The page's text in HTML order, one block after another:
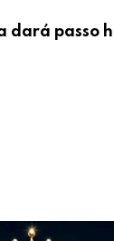
dará passo